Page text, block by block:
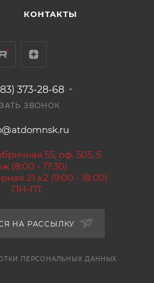
КОНТАКТЫ
373-28-68
ЗВОНОК
55, оф. 505, 5
(8:00 - 17:30)
21 к2 (9:00 - 18:00)
ПН-ПТ
НА РАССЫЛКУ
ПЕРСОНАЛЬНЫХ ДАННЫХ